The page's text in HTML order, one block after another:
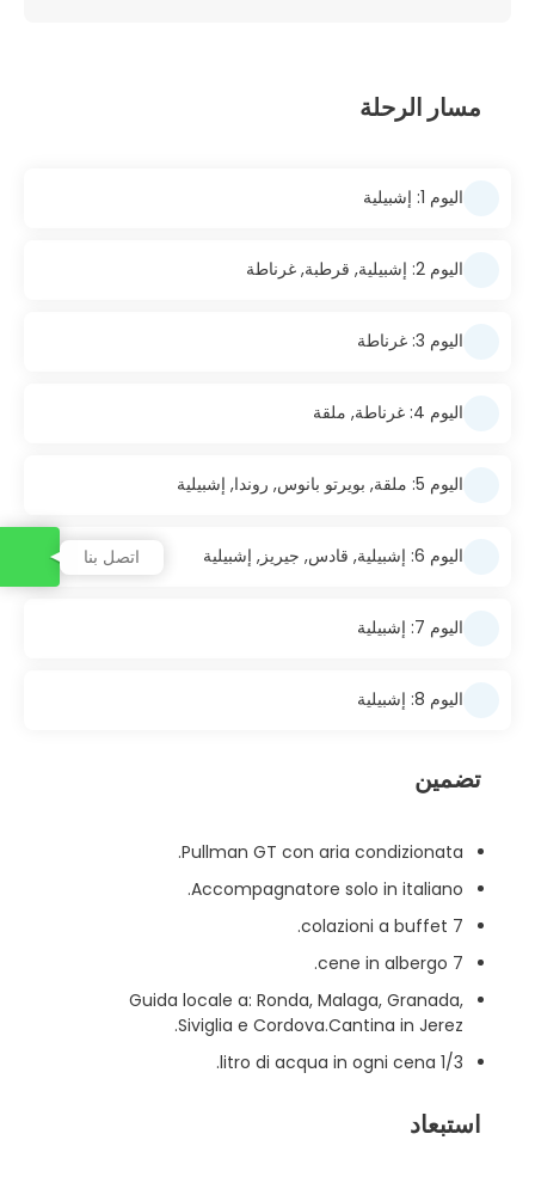
مسار الرحلة
اليوم 1: إشبيلية
اليوم 2: إشبيلية, قرطبة, غرناطة
اليوم 3: غرناطة
اليوم 4: غرناطة, ملقة
اليوم 5: ملقة, بويرتو بانوس, روندا, إشبيلية
اليوم 6: إشبيلية, قادس, جيريز, إشبيلية
اليوم 7: إشبيلية
اليوم 8: إشبيلية
تضمين
Pullman GT con aria condizionata.
Accompagnatore solo in italiano.
7 colazioni a buffet.
7 cene in albergo.
Guida locale a: Ronda, Malaga, Granada,
Siviglia e Cordova.Cantina in Jerez.
1/3 litro di acqua in ogni cena.
استبعاد
اتصل بنا